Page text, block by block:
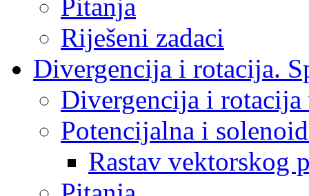
Pitanja
Riješeni zadaci
Divergencija i rotacija.
Divergencija i
Potencijalna i
Rastav vektorskog